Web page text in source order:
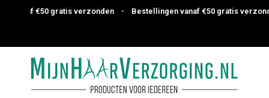
€50 gratis verzonden • Bestellingen vanaf €50 gratis verzonden